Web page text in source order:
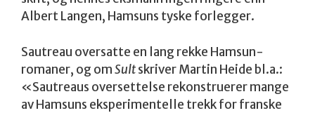
Albert Langen, Hamsuns tyske forlegger.
Sautreau oversatte en lang rekke Hamsun-
romaner, og omSultskriver Martin Heide bl.a.:
«Sautreaus oversettelse rekonstruerer mange
av Hamsuns eksperimentelle trekk for franske